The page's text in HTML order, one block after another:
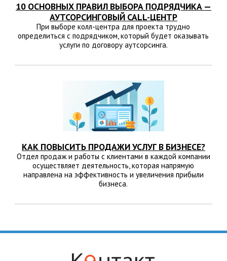
10 ОСНОВНЫХ ПРАВИЛ ВЫБОРА ПОДРЯДЧИКА —
АУТСОРСИНГОВЫЙ CALL-ЦЕНТР
При выборе колл-центра для проекта трудно
определиться с подрядчиком, который будет оказывать
услуги по договору аутсорсинга.
КАК ПОВЫСИТЬ ПРОДАЖИ УСЛУГ В БИЗНЕСЕ?
Отдел продаж и работы с клиентами в каждой компании
осуществляет деятельность, которая напрямую
направлена на эффективность и увеличения прибыли
бизнеса.